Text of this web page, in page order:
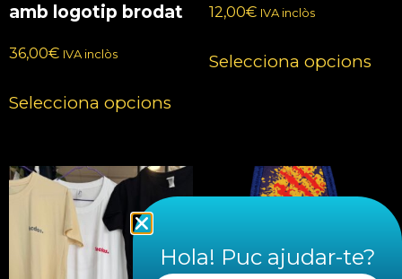
amb logotip brodat
36,00€ IVA inclòs
Selecciona opcions
12,00€ IVA inclòs
Selecciona opcions
Hola! Puc ajudar-te?